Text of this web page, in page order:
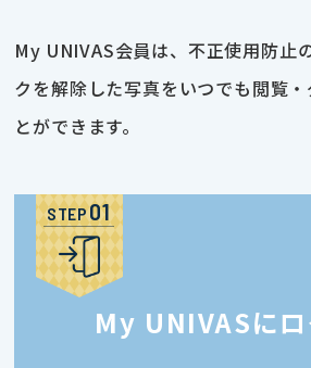
My UNIVAS会員は、不正使用防止
クを解除した写真をいつでも閲覧
とができます。
STEP
My UNIVASに